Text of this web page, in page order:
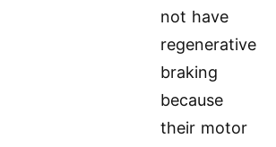
not have
regenerative
braking
because
their motor